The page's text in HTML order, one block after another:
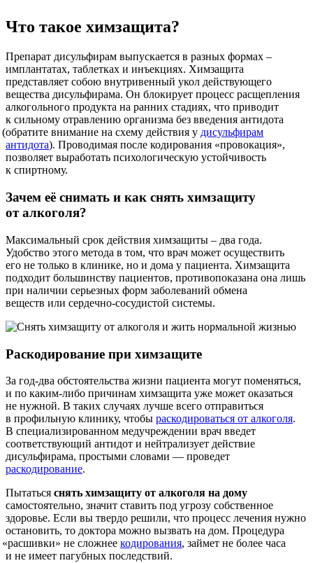
Что такое химзащита?
Препарат дисульфирам выпускается в разных формах –
имплантатах, таблетках и инъекциях. Химзащита
представляет собою внутривенный укол действующего
вещества дисульфирама. Он блокирует процесс расщепления
алкогольного продукта на ранних стадиях, что приводит
к сильному отравлению организма без введения антидота
(обратите внимание на схему действия у дисульфирам
антидота). Проводимая после кодирования «провокация»,
позволяет выработать психологическую устойчивость
к спиртному.
Зачем её снимать и как снять химзащиту
от алкоголя?
Максимальный срок действия химзащиты – два года.
Удобство этого метода в том, что врач может осуществить
его не только в клинике, но и дома у пациента. Химзащита
подходит большинству пациентов, противопоказана она лишь
при наличии серьезных форм заболеваний обмена
веществ или сердечно-сосудистой системы.
Раскодирование при химзащите
За год-два обстоятельства жизни пациента могут поменяться,
и по каким-либо причинам химзащита уже может оказаться
не нужной. В таких случаях лучше всего отправиться
в профильную клинику, чтобы раскодироваться от алкоголя.
В специализированном медучреждении врач введет
соответствующий антидот и нейтрализует действие
дисульфирама, простыми словами — проведет
раскодирование.
Пытаться снять химзащиту от алкоголя на дому
самостоятельно, значит ставить под угрозу собственное
здоровье. Если вы твердо решили, что процесс лечения нужно
остановить, то доктора можно вызвать на дом. Процедура
«расшивки» не сложнеекодирования, займет не более часа
и не имеет пагубных последствий.